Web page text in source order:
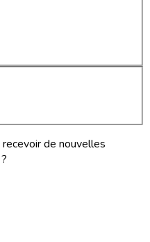
de nouvelles